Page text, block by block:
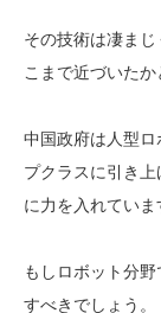
その技術は凄ま
こまで近づいたか
中国政府は人型
プクラスに引き
に力を入れていま
もしロボット分
すべきでしょう。